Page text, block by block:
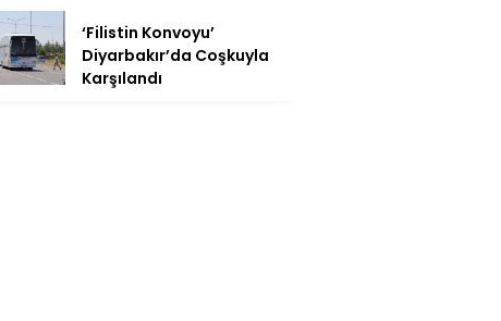
‘Filistin Konvoyu’
Diyarbakır’da Coşkuyla
Karşılandı